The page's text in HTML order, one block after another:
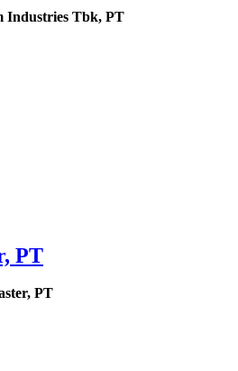
Industries Tbk, PT
PT
PT